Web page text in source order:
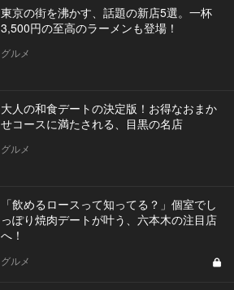
東京の街を沸かす、話題の新店5選。一杯
3,500円の至高のラーメンも登場！
グルメ
大人の和食デートの決定版！お得なおまか
せコースに満たされる、目黒の名店
グルメ
「飲めるロースって知ってる？」個室でし
っぽり焼肉デートが叶う、六本木の注目店
へ！
グルメ